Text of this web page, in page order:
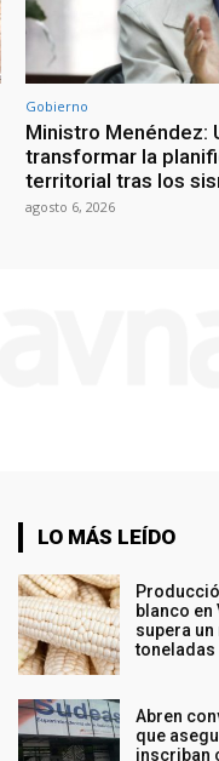
Gobierno
Ministro Menéndez:
transformar la
territorial tras los
agosto 6, 2026
LO MÁS LEÍDO
blanco en
supera
toneladas
Abren
que
inscriban